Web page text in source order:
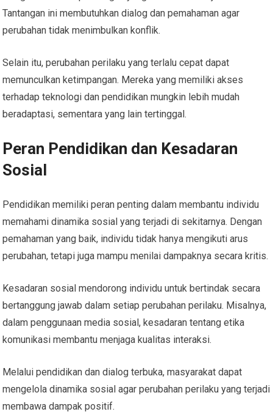
Tantangan ini membutuhkan dialog dan pemahaman agar
perubahan tidak menimbulkan konflik.
Selain itu, perubahan perilaku yang terlalu cepat dapat
memunculkan ketimpangan. Mereka yang memiliki akses
terhadap teknologi dan pendidikan mungkin lebih mudah
beradaptasi, sementara yang lain tertinggal.
Peran Pendidikan dan Kesadaran
Sosial
Pendidikan memiliki peran penting dalam membantu individu
memahami dinamika sosial yang terjadi di sekitarnya. Dengan
pemahaman yang baik, individu tidak hanya mengikuti arus
perubahan, tetapi juga mampu menilai dampaknya secara kritis.
Kesadaran sosial mendorong individu untuk bertindak secara
bertanggung jawab dalam setiap perubahan perilaku. Misalnya,
dalam penggunaan media sosial, kesadaran tentang etika
komunikasi membantu menjaga kualitas interaksi.
Melalui pendidikan dan dialog terbuka, masyarakat dapat
mengelola dinamika sosial agar perubahan perilaku yang terjadi
membawa dampak positif.